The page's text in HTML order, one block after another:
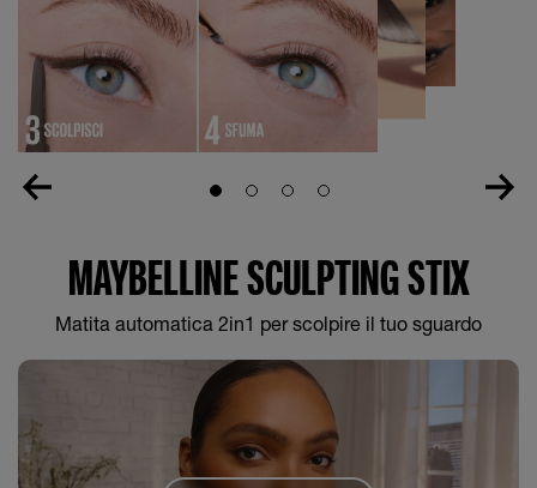
Slide 1Slide 2Slide 3Slide 4
MAYBELLINE SCULPTING STIX
Matita automatica 2in1 per scolpire il tuo sguardo